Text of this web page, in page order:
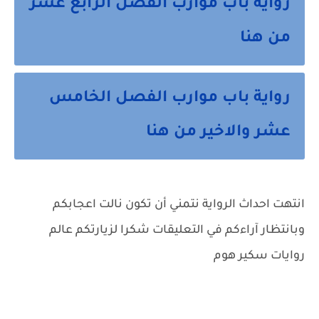
رواية باب موارب الفصل الرابع عشر
من هنا
رواية باب موارب الفصل الخامس
عشر والاخير من هنا
انتهت احداث الرواية نتمني أن تكون نالت اعجابكم
وبانتظار آراءكم في التعليقات شكرا لزيارتكم عالم
روايات سكير هوم